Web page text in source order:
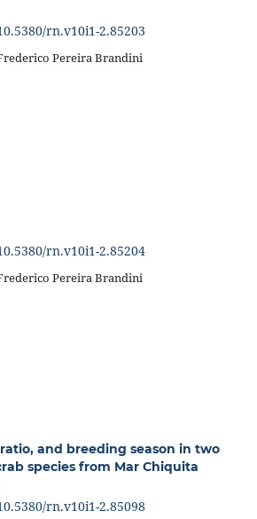
rn.v10i1-2.85203
Pereira Brandini
rn.v10i1-2.85204
Pereira Brandini
and breeding season in two
species from Mar Chiquita
rn.v10i1-2.85098